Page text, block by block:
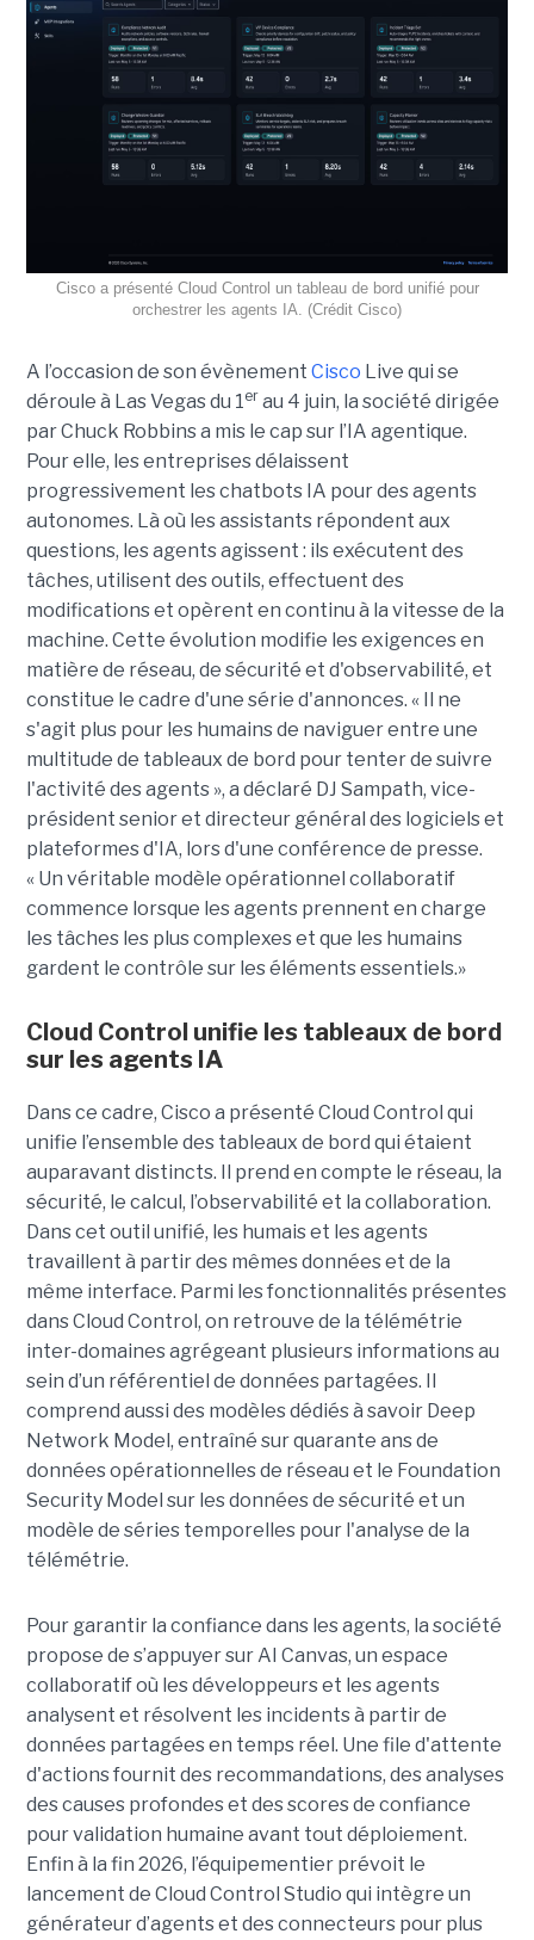
Cisco a présenté Cloud Control un tableau de bord unifié pour
orchestrer les agents IA. (Crédit Cisco)
A l’occasion de son évènement Cisco Live qui se
déroule à Las Vegas du 1erau 4 juin, la société dirigée
par Chuck Robbins a mis le cap sur l’IA agentique.
Pour elle, les entreprises délaissent
progressivement les chatbots IA pour des agents
autonomes. Là où les assistants répondent aux
questions, les agents agissent : ils exécutent des
tâches, utilisent des outils, effectuent des
modifications et opèrent en continu à la vitesse de la
machine. Cette évolution modifie les exigences en
matière de réseau, de sécurité et d'observabilité, et
constitue le cadre d'une série d'annonces. « Il ne
s'agit plus pour les humains de naviguer entre une
multitude de tableaux de bord pour tenter de suivre
l'activité des agents », a déclaré DJ Sampath, vice-
président senior et directeur général des logiciels et
plateformes d'IA, lors d'une conférence de presse.
« Un véritable modèle opérationnel collaboratif
commence lorsque les agents prennent en charge
les tâches les plus complexes et que les humains
gardent le contrôle sur les éléments essentiels.»
Cloud Control unifie les tableaux de bord
sur les agents IA
Dans ce cadre, Cisco a présenté Cloud Control qui
unifie l’ensemble des tableaux de bord qui étaient
auparavant distincts. Il prend en compte le réseau, la
sécurité, le calcul, l’observabilité et la collaboration.
Dans cet outil unifié, les humais et les agents
travaillent à partir des mêmes données et de la
même interface. Parmi les fonctionnalités présentes
dans Cloud Control, on retrouve de la télémétrie
inter-domaines agrégeant plusieurs informations au
sein d’un référentiel de données partagées. Il
comprend aussi des modèles dédiés à savoir Deep
Network Model, entraîné sur quarante ans de
données opérationnelles de réseau et le Foundation
Security Model sur les données de sécurité et un
modèle de séries temporelles pour l'analyse de la
télémétrie.
Pour garantir la confiance dans les agents, la société
propose de s’appuyer sur AI Canvas, un espace
collaboratif où les développeurs et les agents
analysent et résolvent les incidents à partir de
données partagées en temps réel. Une file d'attente
d'actions fournit des recommandations, des analyses
des causes profondes et des scores de confiance
pour validation humaine avant tout déploiement.
Enfin à la fin 2026, l’équipementier prévoit le
lancement de Cloud Control Studio qui intègre un
générateur d’agents et des connecteurs pour plus